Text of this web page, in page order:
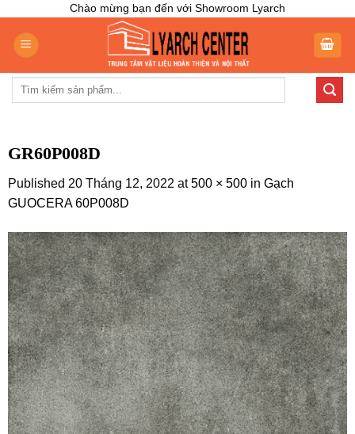
content
Chào mừng bạn đến với Showroom Lyarch
Tìm
GR60P008D
Published 20 Tháng 12, 2022 at500 × 500 in Gạch
GUOCERA 60P008D